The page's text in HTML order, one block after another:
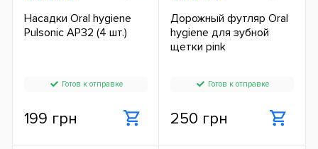
Насадки Oral hygiene
Pulsonic AP32 (4 шт.)
Готов к отправке
199 грн
Дорожный футляр Oral
hygiene для зубной
щетки pink
Готов к отправке
250 грн